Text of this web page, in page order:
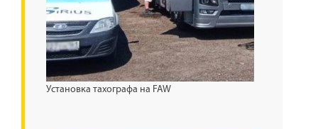
Установка тахографа на FAW